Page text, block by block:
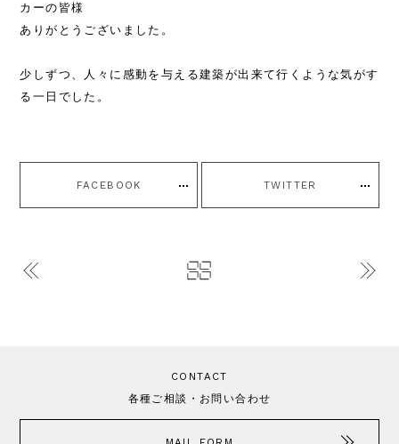
カーの皆様
ありがとうございました。
少しずつ、人々に感動を与える建築が出来て行くような気がす
る一日でした。
FACEBOOK TWITTER
CONTACT
各種ご相談・お問い合わせ